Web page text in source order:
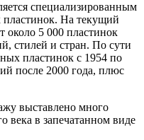
специализированным
На текущий
около 5 000 пластинок
стилей и стран. По сути
пластинок с 1954 по
после 2000 года, плюс
выставлено много
века в запечатанном виде